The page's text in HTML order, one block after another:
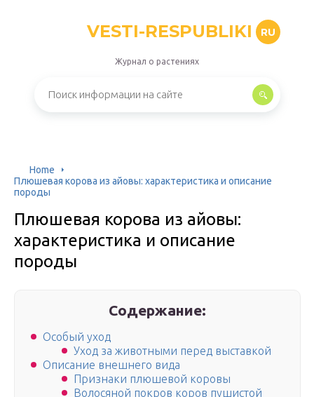
VESTI-RESPUBLIKI RU
Журнал о растениях
Home
Плюшевая корова из айовы: характеристика и описание
породы
Плюшевая корова из айовы:
характеристика и описание
породы
Содержание:
Особый уход
Уход за животными перед выставкой
Описание внешнего вида
Признаки плюшевой коровы
Волосяной покров коров пушистой